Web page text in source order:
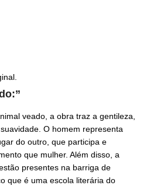
veado, a obra traz a gentileza,
O homem representa
do outro, que participa e
que mulher. Além disso, a
presentes na barriga de
que é uma escola literária do